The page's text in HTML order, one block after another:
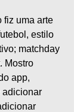
fiz uma arte
estilo
matchday
Mostro
app,
adicionar